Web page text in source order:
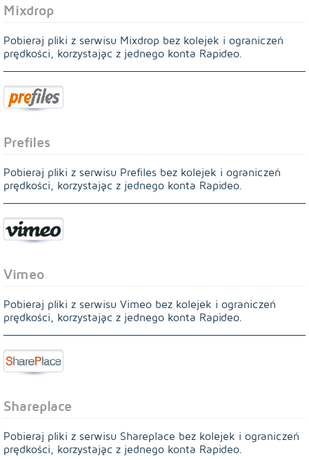
Mixdrop
Pobieraj pliki z serwisu Mixdrop bez kolejek i ograniczeń
prędkości, korzystając z jednego konta Rapideo.
Prefiles
Pobieraj pliki z serwisu Prefiles bez kolejek i ograniczeń
prędkości, korzystając z jednego konta Rapideo.
Vimeo
Pobieraj pliki z serwisu Vimeo bez kolejek i ograniczeń
prędkości, korzystając z jednego konta Rapideo.
Shareplace
Pobieraj pliki z serwisu Shareplace bez kolejek i ograniczeń
prędkości, korzystając z jednego konta Rapideo.